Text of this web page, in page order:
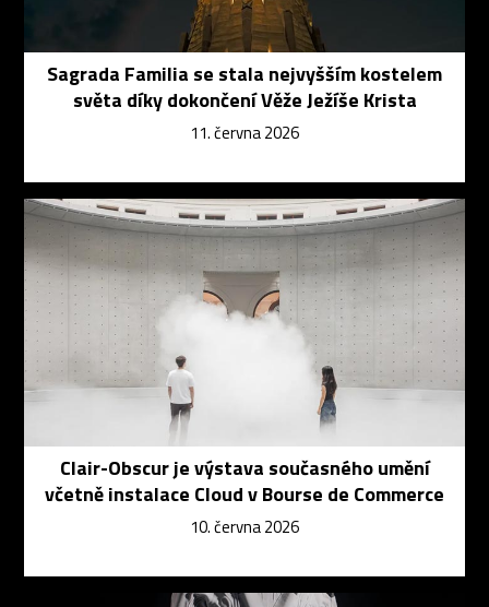
Sagrada Familia se stala nejvyšším kostelem
světa díky dokončení Věže Ježíše Krista
11. června 2026
Clair-Obscur je výstava současného umění
včetně instalace Cloud v Bourse de Commerce
10. června 2026